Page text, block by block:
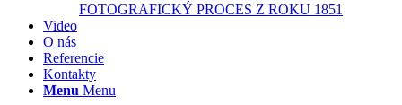
FOTOGRAFICKÝ PROCES Z ROKU 1851
Video
O nás
Referencie
Kontakty
Menu Menu